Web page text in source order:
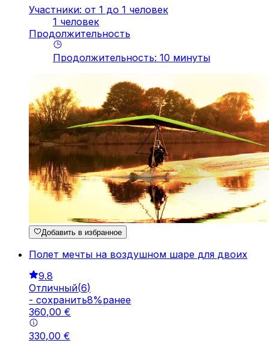
Участники: от 1 до 1 человек
1 человек
Продолжительность
Продолжительность: 10 минуты
Добавить в избранное
Полет мечты на воздушном шаре для двоих
9.8
Отличный(6)
- cохранить8%ранее
360,00 €
330,00 €